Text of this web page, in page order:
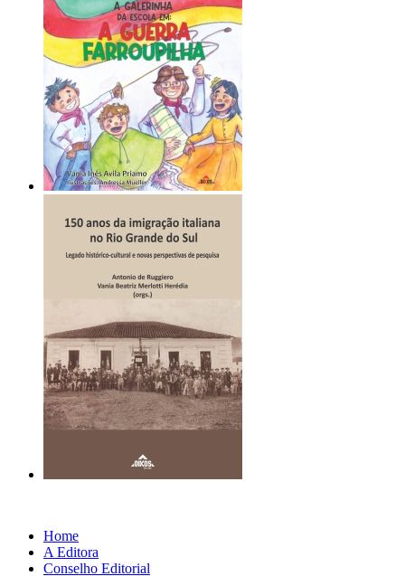
Home
A Editora
Conselho Editorial